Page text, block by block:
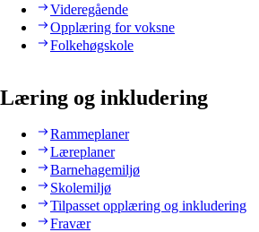
Videregående
Opplæring for voksne
Folkehøgskole
Læring og inkludering
Rammeplaner
Læreplaner
Barnehagemiljø
Skolemiljø
Tilpasset opplæring og inkludering
Fravær